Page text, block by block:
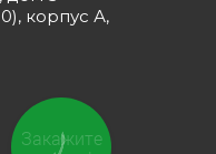
корпус А,
Закажите